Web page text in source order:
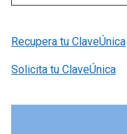
Recupera tu ClaveÚnica
Solicita tu ClaveÚnica